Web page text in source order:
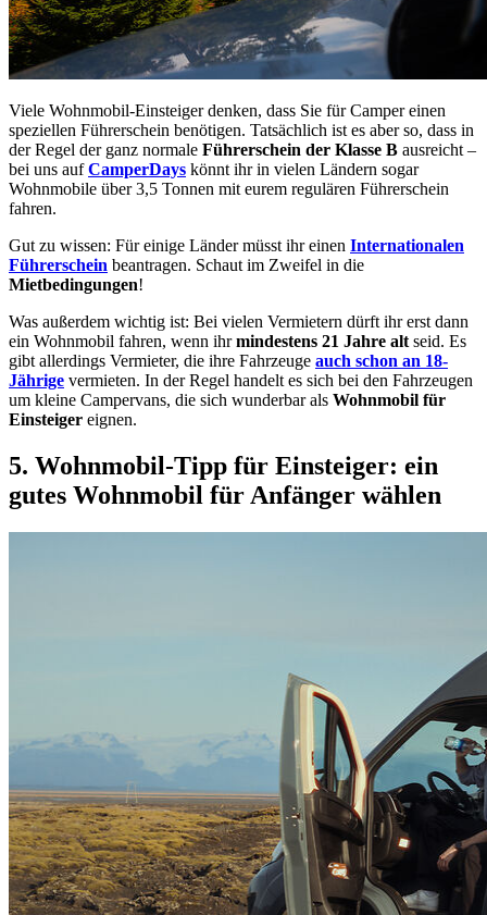
Viele Wohnmobil-Einsteiger denken, dass Sie für Camper einen
speziellen Führerschein benötigen. Tatsächlich ist es aber so, dass in
der Regel der ganz normale Führerschein der Klasse B ausreicht –
bei uns aufCamperDays könnt ihr in vielen Ländern sogar
Wohnmobile über 3,5 Tonnen mit eurem regulären Führerschein
fahren.
Gut zu wissen: Für einige Länder müsst ihr einen Internationalen
Führerschein beantragen. Schaut im Zweifel in die
Mietbedingungen!
Was außerdem wichtig ist: Bei vielen Vermietern dürft ihr erst dann
ein Wohnmobil fahren, wenn ihrmindestens 21 Jahre alt seid. Es
gibt allerdings Vermieter, die ihre Fahrzeuge auch schon an 18-
Jährige vermieten. In der Regel handelt es sich bei den Fahrzeugen
um kleine Campervans, die sich wunderbar als Wohnmobil für
Einsteiger eignen.
5. Wohnmobil-Tipp für Einsteiger: ein
gutes Wohnmobil für Anfänger wählen